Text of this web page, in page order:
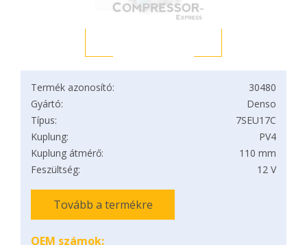
Termék azonosító:
30480
Gyártó:
Denso
Típus:
7SEU17C
Kuplung:
PV4
Kuplung átmérő:
110 mm
Feszültség:
12 V
Tovább a termékre
OEM számok: